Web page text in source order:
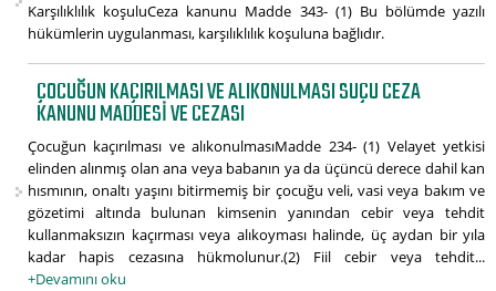
Karşılıklılık koşuluCeza kanunu Madde 343- (1) Bu bölümde yazılı
hükümlerin uygulanması, karşılıklılık koşuluna bağlıdır.
ÇOCUĞUN KAÇIRILMASI VE ALIKONULMASI SUÇU CEZA
KANUNU MADDESI VE CEZASI
Çocuğun kaçırılması ve alıkonulmasıMadde 234- (1) Velayet yetkisi
elinden alınmış olan ana veya babanın ya da üçüncü derece dahil kan
hısmının, onaltı yaşını bitirmemiş bir çocuğu veli, vasi veya bakım ve
gözetimi altında bulunan kimsenin yanından cebir veya tehdit
kullanmaksızın kaçırması veya alıkoyması halinde, üç aydan bir yıla
kadar hapis cezasına hükmolunur.(2) Fiil cebir veya tehdit...
+Devamını oku